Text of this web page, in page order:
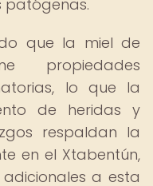
que la miel de
propiedades
lo que la
de heridas y
respaldan la
en el Xtabentún,
a esta